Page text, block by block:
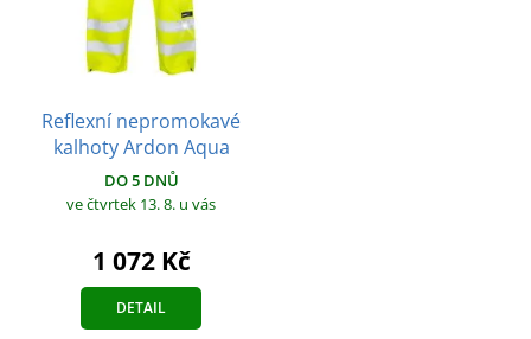
Reflexní nepromokavé
kalhoty Ardon Aqua
DO 5 DNŮ
ve čtvrtek 13. 8. u vás
1 072 Kč
DETAIL